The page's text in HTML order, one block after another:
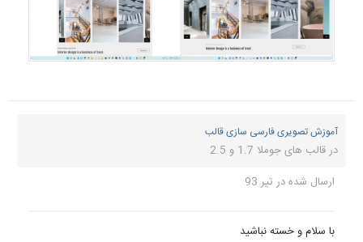
آموزش تصویری فارسی سازی قالب
درقالب های جوملا 1.7 و 2.5
ارسال شده در تیر 93
با سلام و خسته نباشید